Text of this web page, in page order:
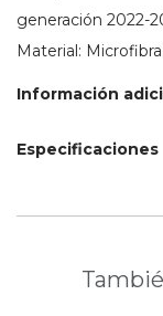
generación 2022-
Material:
Información
Especificaciones